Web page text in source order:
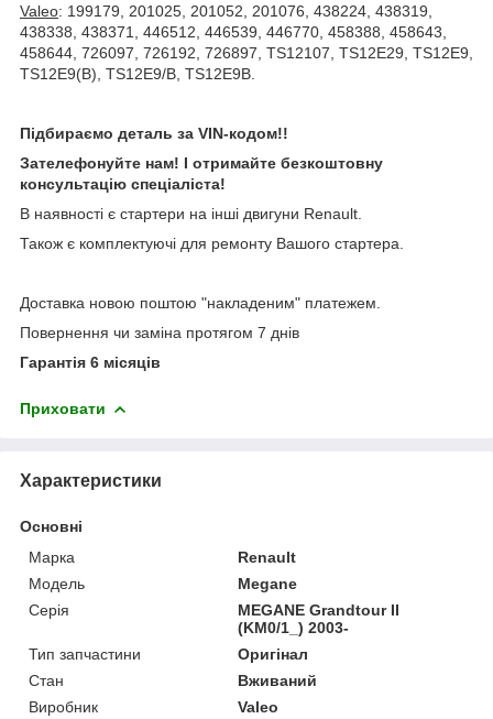
Valeo: 199179, 201025, 201052, 201076, 438224, 438319,
438338, 438371, 446512, 446539, 446770, 458388, 458643,
458644, 726097, 726192, 726897, TS12107, TS12E29, TS12E9,
TS12E9(B), TS12E9/B, TS12E9B.
Підбираємо деталь за VIN-кодом!!
Зателефонуйте нам! І отримайте безкоштовну
консультацію спеціаліста!
В наявності є стартери на інші двигуни Renault.
Також є комплектуючі для ремонту Вашого стартера.
Доставка новою поштою "накладеним" платежем.
Повернення чи заміна протягом 7 днів
Гарантія 6 місяців
Приховати
Характеристики
Основні
Марка
Renault
Модель
Megane
Серія
MEGANE Grandtour II
(KM0/1_) 2003-
Тип запчастини
Оригінал
Стан
Вживаний
Виробник
Valeo